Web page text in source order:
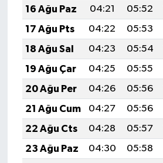
16 Ağu Paz
04:21 05:52
17 Ağu Pts
04:22 05:53
18 Ağu Sal
04:23 05:54
19 Ağu Çar
04:25 05:55
20 Ağu Per
04:26 05:56
21 Ağu Cum
04:27 05:56
22 Ağu Cts
04:28 05:57
23 Ağu Paz
04:30 05:58